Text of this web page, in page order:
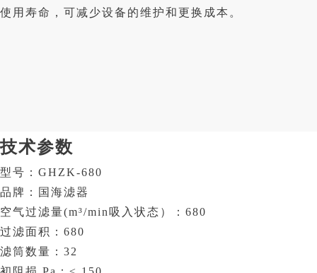
使用寿命，可减少设备的维护和更换成本。
技术参数
型号：GHZK-680
品牌：国海滤器
空气过滤量(m³/min吸入状态）：680
过滤面积：680
滤筒数量：32